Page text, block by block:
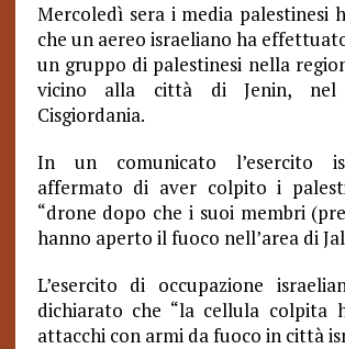
Mercoledì sera i media palestinesi
che un aereo israeliano ha
un gruppo di palestinesi nella
vicino alla città di Jenin,
Cisgiordania.
In un comunicato l’esercito
affermato di aver colpito i
“drone dopo che i suoi membri
hanno aperto il fuoco nell’area di
L’esercito di occupazione
dichiarato che “la cellula colpita
attacchi con armi da fuoco in città